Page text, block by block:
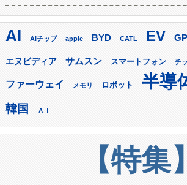
AI AIチップ apple BYD CATL EV
エヌビディア サムスン スマートフォン チ
ファーウェイ メモリ ロボット 半導
韓国 ＡＩ
【特